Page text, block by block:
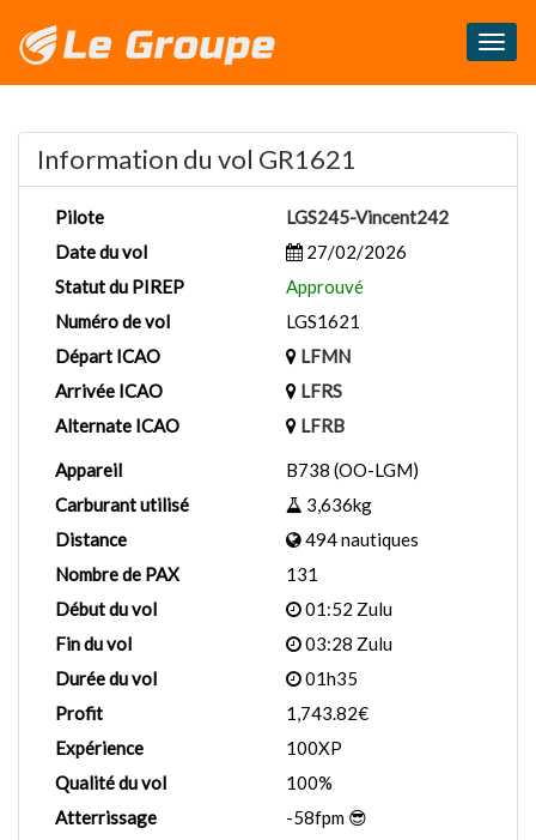
Information du vol GR1621
Pilote
LGS245-Vincent242
Date du vol
27/02/2026
Statut du PIREP
Approuvé
Numéro de vol
LGS1621
Départ ICAO
LFMN
Arrivée ICAO
LFRS
Alternate ICAO
LFRB
Appareil
B738 (OO-LGM)
Carburant utilisé
3,636kg
Distance
494 nautiques
Nombre de PAX
131
Début du vol
01:52 Zulu
Fin du vol
03:28 Zulu
Durée du vol
01h35
Profit
1,743.82€
Expérience
100XP
Qualité du vol
100%
Atterrissage
-58fpm 😎